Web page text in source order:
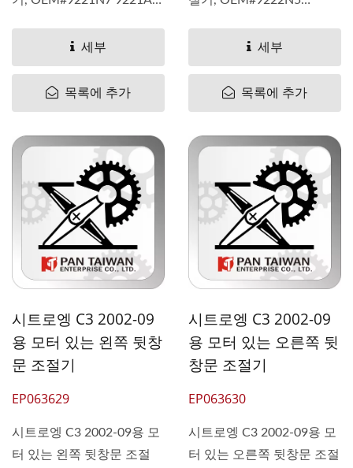
세부
목록에 추가
세부
목록에 추가
시트로엥 C3 2002-09
용 모터 있는 왼쪽 뒷창
문 조절기
EP063629
시트로엥 C3 2002-09용 모
터 있는 왼쪽 뒷창문 조절
시트로엥 C3 2002-09
용 모터 있는 오른쪽 뒷
창문 조절기
EP063630
시트로엥 C3 2002-09용 모
터 있는 오른쪽 뒷창문 조절